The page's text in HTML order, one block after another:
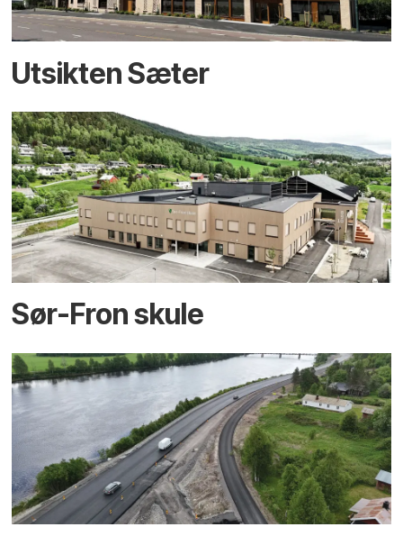
Utsikten Sæter
Sør-Fron skule